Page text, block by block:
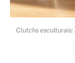
Clutchs esculturais: